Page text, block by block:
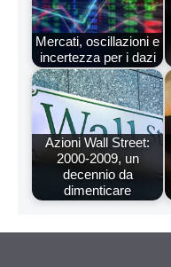
Mercati, oscillazioni e
incertezza per i dazi
Azioni Wall Street:
2000-2009, un
decennio da
dimenticare